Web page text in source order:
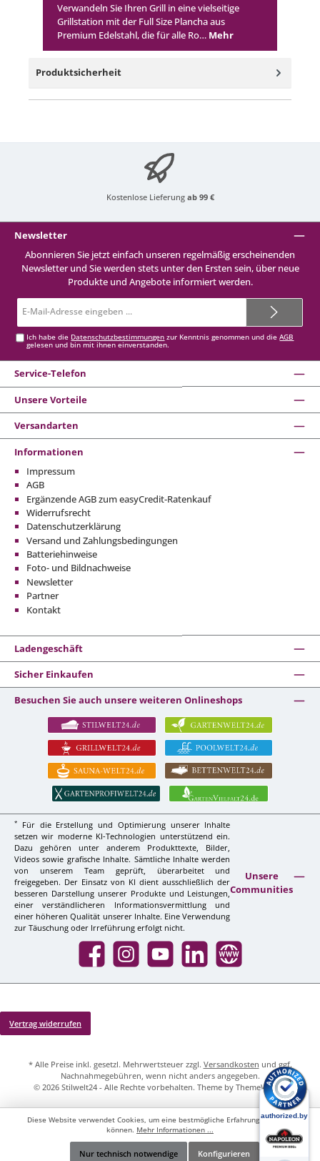
Verwandeln Sie Ihren Grill in eine vielseitige
Grillstation mit der Full Size Plancha aus
Premium Edelstahl, die für alle Ro… Mehr
Produktsicherheit
Kostenlose Lieferung ab 99 €
Newsletter
Abonnieren Sie jetzt einfach unseren regelmäßig erscheinenden
Newsletter und Sie werden stets unter den Ersten sein, über neue
Produkte und Angebote informiert werden.
Mail-
Ich habe die Datenschutzbestimmungen zur Kenntnis genommen und dieAGB
gelesen und bin mit ihnen einverstanden.
Service-Telefon
Unsere Vorteile
Versandarten
Informationen
Impressum
AGB
Ergänzende AGB zum easyCredit-Ratenkauf
Widerrufsrecht
Datenschutzerklärung
Versand und Zahlungsbedingungen
Batteriehinweise
Foto- und Bildnachweise
Newsletter
Partner
Kontakt
Ladengeschäft
Sicher Einkaufen
Besuchen Sie auch unsere weiteren Onlineshops
*
Für die Erstellung und Optimierung unserer Inhalte
setzen wir moderne KI-Technologien unterstützend ein.
Dazu gehören unter anderem Produkttexte, Bilder,
Videos sowie grafische Inhalte. Sämtliche Inhalte werden
von unserem Team geprüft, überarbeitet und
freigegeben. Der Einsatz von KI dient ausschließlich der
besseren Darstellung unserer Produkte und Leistungen,
einer verständlicheren Informationsvermittlung und
einer höheren Qualität unserer Inhalte. Eine Verwendung
zur Täuschung oder Irreführung erfolgt nicht.
Unsere
Communities
Facebook InstagramYouTube LinkedIn Website
Vertrag widerrufen
* Alle Preise inkl. gesetzl. Mehrwertsteuer zzgl. Versandkosten und ggf.
Nachnahmegebühren, wenn nicht anders angegeben.
© 2026 Stilwelt24 - Alle Rechte vorbehalten. Theme by ThemeWare®
Diese Website verwendet Cookies, um eine bestmögliche Erfahrung bieten zu
können. Mehr Informationen ...
Nur technisch notwendige Konfigurieren